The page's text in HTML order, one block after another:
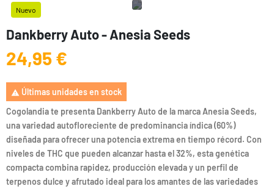
Nuevo
Dankberry Auto - Anesia Seeds
24,95 €
 Últimas unidades en stock
Cogolandia te presenta Dankberry Auto de la marca Anesia Seeds,
una variedad autofloreciente de predominancia índica (60%)
diseñada para ofrecer una potencia extrema en tiempo récord. Con
niveles de THC que pueden alcanzar hasta el 32%, esta genética
compacta combina rapidez, producción elevada y un perfil de
terpenos dulce y afrutado ideal para los amantes de las variedades